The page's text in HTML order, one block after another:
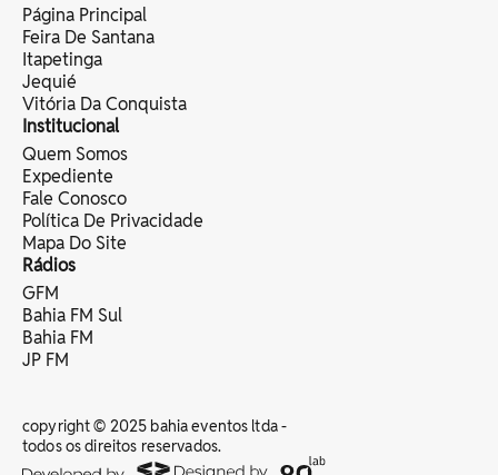
Página Principal
Feira De Santana
Itapetinga
Jequié
Vitória Da Conquista
Institucional
Quem Somos
Expediente
Fale Conosco
Política De Privacidade
Mapa Do Site
Rádios
GFM
Bahia FM Sul
Bahia FM
JP FM
copyright © 2025 bahia eventos ltda -
todos os direitos reservados.